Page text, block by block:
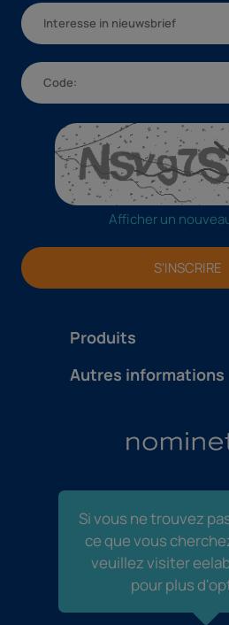
Produits
Interesse in nieuwsbrief
Afficher un
S'INSCRIRE
Autres informations
Si vous ne trouvez
ce que vous
veuillez visiter
pour plus